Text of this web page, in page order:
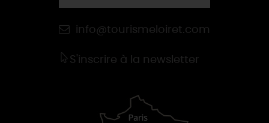
info@tourismeloiret.com
S'inscrire à la newsletter